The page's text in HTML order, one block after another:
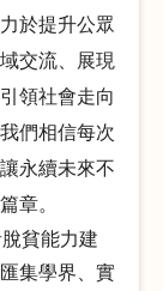
於提升公眾
交流、展現
領社會走向
們相信每次
永續未來不
章。
貧能力建
集學界、實